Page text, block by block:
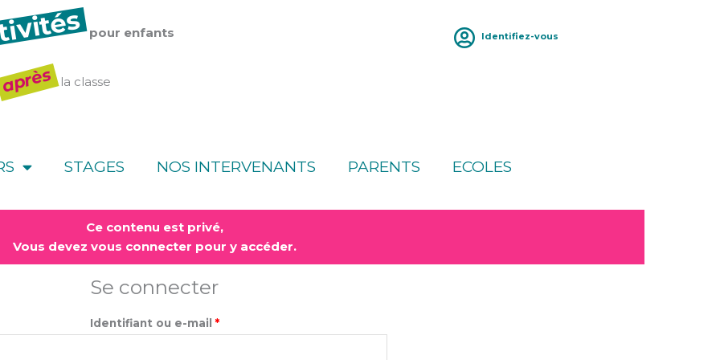
pour enfants
après la classe
Identifiez-vous
STAGES NOS INTERVENANTS PARENTS ECOLES
Ce contenu est privé,
Vous devez vous connecter pour y accéder.
Se connecter
Identifiant ou e-mail *
Obligatoire